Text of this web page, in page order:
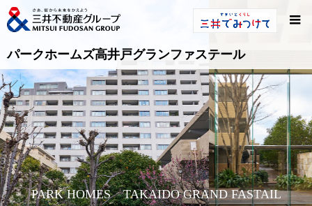
パークホームズ高井戸グランファステール
PARK HOMES TAKAIDO GRAND FASTAIL